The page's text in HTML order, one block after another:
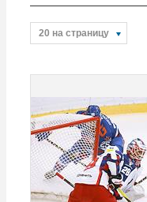
20 на страницу